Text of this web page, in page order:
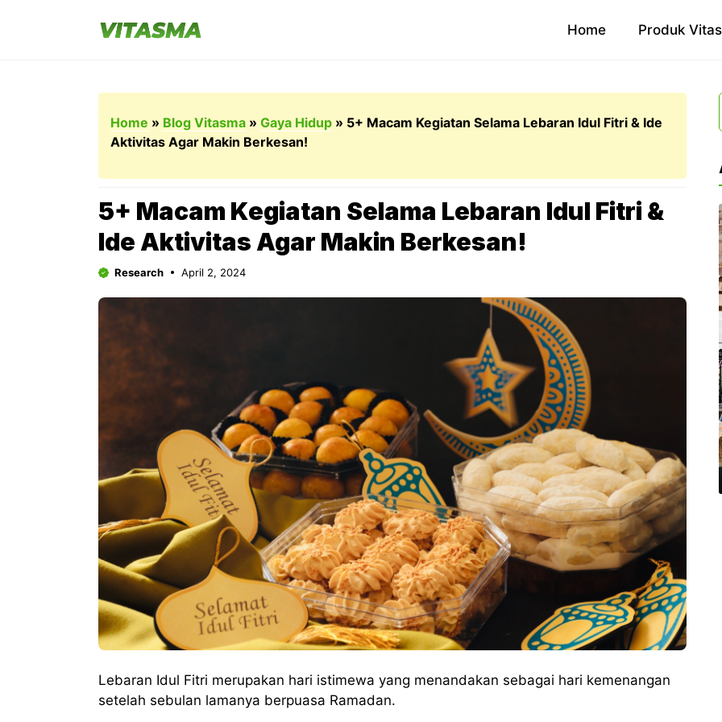
Home Produk
Home » Blog Vitasma » Gaya Hidup » 5+ Macam Kegiatan Selama Lebaran Idul Fitri & Ide
Aktivitas Agar Makin Berkesan!
5+ Macam Kegiatan Selama Lebaran Idul Fitri &
Ide Aktivitas Agar Makin Berkesan!
Research April 2, 2024
Lebaran Idul Fitri merupakan hari istimewa yang menandakan sebagai hari kemenangan
setelah sebulan lamanya berpuasa Ramadan.